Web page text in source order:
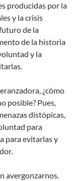
producidas por la
y la crisis
de la
de la historia
y la
¿cómo
posible? Pues,
distópicas,
para
para evitarlas y
avergonzarnos.